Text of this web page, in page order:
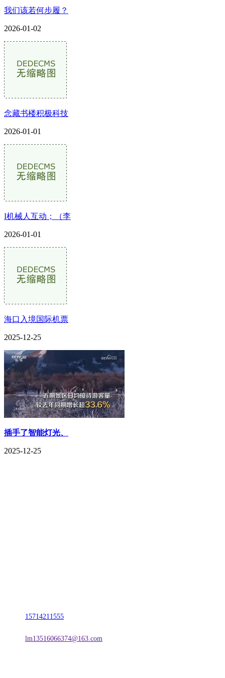
我们该若何步履？
2026-01-02
念藏书楼积极科技
2026-01-01
I机械人互动；（李
2026-01-01
海口入境国际机票
2025-12-25
插手了智能灯光、
2025-12-25
15714211555
lm13516066374@163.com